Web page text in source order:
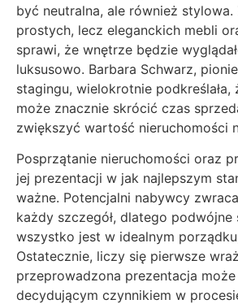
być neutralna, ale również stylowa.
prostych, lecz eleganckich mebli
sprawi, że wnętrze będzie
luksusowo. Barbara Schwarz,
stagingu, wielokrotnie
może znacznie skrócić czas
zwiększyć wartość nieruchomości
Posprzątanie nieruchomości oraz
jej prezentacji w jak najlepszym
ważne. Potencjalni nabywcy
każdy szczegół, dlatego
wszystko jest w idealnym
Ostatecznie, liczy się pierwsze
przeprowadzona prezentacja
decydującym czynnikiem w